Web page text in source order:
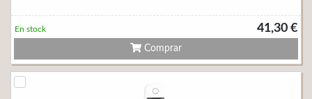
41,30 €
En stock
Comprar